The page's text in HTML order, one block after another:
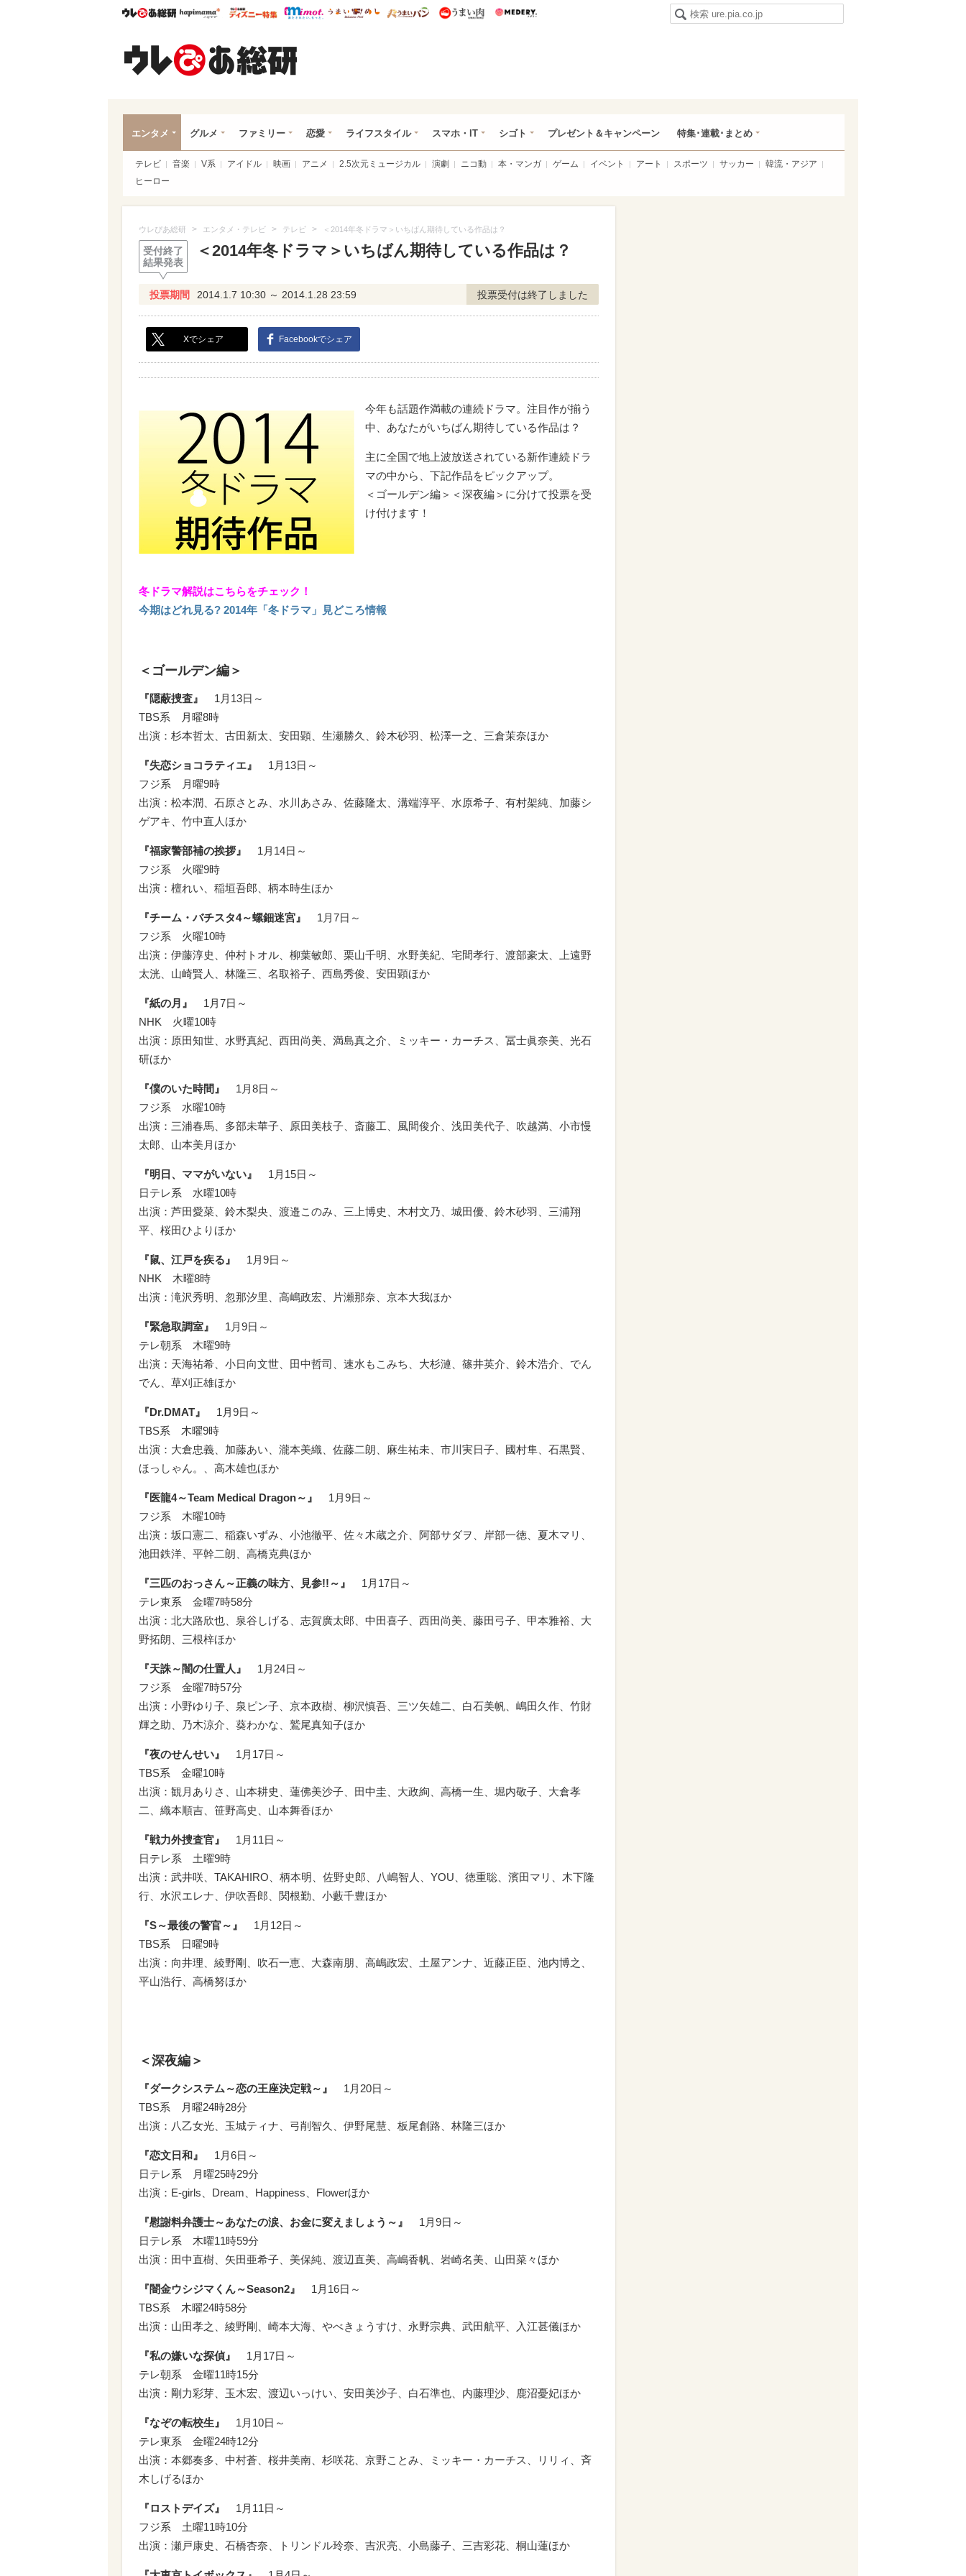
ウレぴあ総研ハピママ* ウレぴあ総研 ディズニー特集
mimot. うまいめし うまいパン うまい肉
エンタメ グルメ ファミリー 恋愛 ライフスタイル スマホ・IT シゴト プレゼント＆キャンペーン 特集･連載･まとめ
テレビ 音楽 V系 アイドル 映画 アニメ 2.5次元ミュージカル 演劇 ニコ動 本・マンガ ゲーム イベント アート スポーツ サッカー
韓流・アジア
ヒーロー
ウレぴあ総研 > エンタメ・テレビ > テレビ > ＜2014年冬ドラマ＞いちばん期待している作品は？
受付終了
結果発表
＜2014年冬ドラマ＞いちばん期待している作品は？
投票期間 2014.1.7 10:30 ～ 2014.1.28 23:59 投票受付は終了しました
Xでシェア Facebookでシェア
今年も話題作満載の連続ドラマ。注目作が揃う
中、あなたがいちばん期待している作品は？
主に全国で地上波放送されている新作連続ドラ
マの中から、下記作品をピックアップ。
＜ゴールデン編＞＜深夜編＞に分けて投票を受
け付けます！
冬ドラマ解説はこちらをチェック！
今期はどれ見る? 2014年「冬ドラマ」見どころ情報
＜ゴールデン編＞
『隠蔽捜査』
1月13日～
TBS系 月曜8時
出演：杉本哲太、古田新太、安田顕、生瀬勝久、鈴木砂羽、松澤一之、三倉茉奈ほか
『失恋ショコラティエ』
1月13日～
フジ系 月曜9時
出演：松本潤、石原さとみ、水川あさみ、佐藤隆太、溝端淳平、水原希子、有村架純、加藤シ
ゲアキ、竹中直人ほか
『福家警部補の挨拶』
1月14日～
フジ系 火曜9時
出演：檀れい、稲垣吾郎、柄本時生ほか
『チーム・バチスタ4～螺鈿迷宮』
1月7日～
フジ系 火曜10時
出演：伊藤淳史、仲村トオル、柳葉敏郎、栗山千明、水野美紀、宅間孝行、渡部豪太、上遠野
太洸、山崎賢人、林隆三、名取裕子、西島秀俊、安田顕ほか
『紙の月』
1月7日～
NHK 火曜10時
出演：原田知世、水野真紀、西田尚美、満島真之介、ミッキー・カーチス、冨士眞奈美、光石
研ほか
『僕のいた時間』
1月8日～
フジ系 水曜10時
出演：三浦春馬、多部未華子、原田美枝子、斎藤工、風間俊介、浅田美代子、吹越満、小市慢
太郎、山本美月ほか
『明日、ママがいない』
1月15日～
日テレ系 水曜10時
出演：芦田愛菜、鈴木梨央、渡邉このみ、三上博史、木村文乃、城田優、鈴木砂羽、三浦翔
平、桜田ひよりほか
『鼠、江戸を疾る』
1月9日～
NHK 木曜8時
出演：滝沢秀明、忽那汐里、高嶋政宏、片瀬那奈、京本大我ほか
『緊急取調室』
1月9日～
テレ朝系 木曜9時
出演：天海祐希、小日向文世、田中哲司、速水もこみち、大杉漣、篠井英介、鈴木浩介、でん
でん、草刈正雄ほか
『Dr.DMAT』
1月9日～
TBS系 木曜9時
出演：大倉忠義、加藤あい、瀧本美織、佐藤二朗、麻生祐未、市川実日子、國村隼、石黒賢、
ほっしゃん。、高木雄也ほか
『医龍4～Team Medical Dragon～』
1月9日～
フジ系 木曜10時
出演：坂口憲二、稲森いずみ、小池徹平、佐々木蔵之介、阿部サダヲ、岸部一徳、夏木マリ、
池田鉄洋、平幹二朗、高橋克典ほか
『三匹のおっさん～正義の味方、見参!!～』
1月17日～
テレ東系 金曜7時58分
出演：北大路欣也、泉谷しげる、志賀廣太郎、中田喜子、西田尚美、藤田弓子、甲本雅裕、大
野拓朗、三根梓ほか
『天誅～闇の仕置人』
1月24日～
フジ系 金曜7時57分
出演：小野ゆり子、泉ピン子、京本政樹、柳沢慎吾、三ツ矢雄二、白石美帆、嶋田久作、竹財
輝之助、乃木涼介、葵わかな、鷲尾真知子ほか
『夜のせんせい』
1月17日～
TBS系 金曜10時
出演：観月ありさ、山本耕史、蓮佛美沙子、田中圭、大政絢、高橋一生、堀内敬子、大倉孝
二、織本順吉、笹野高史、山本舞香ほか
『戦力外捜査官』
1月11日～
日テレ系 土曜9時
出演：武井咲、TAKAHIRO、柄本明、佐野史郎、八嶋智人、YOU、徳重聡、濱田マリ、木下隆
行、水沢エレナ、伊吹吾郎、関根勤、小藪千豊ほか
『S～最後の警官～』
1月12日～
TBS系 日曜9時
出演：向井理、綾野剛、吹石一恵、大森南朋、高嶋政宏、土屋アンナ、近藤正臣、池内博之、
平山浩行、高橋努ほか
＜深夜編＞
『ダークシステム～恋の王座決定戦～』
1月20日～
TBS系 月曜24時28分
出演：八乙女光、玉城ティナ、弓削智久、伊野尾慧、板尾創路、林隆三ほか
『恋文日和』
1月6日～
日テレ系 月曜25時29分
出演：E-girls、Dream、Happiness、Flowerほか
『慰謝料弁護士～あなたの涙、お金に変えましょう～』
1月9日～
日テレ系 木曜11時59分
出演：田中直樹、矢田亜希子、美保純、渡辺直美、高嶋香帆、岩崎名美、山田菜々ほか
『闇金ウシジマくん～Season2』
1月16日～
TBS系 木曜24時58分
出演：山田孝之、綾野剛、崎本大海、やべきょうすけ、永野宗典、武田航平、入江甚儀ほか
『私の嫌いな探偵』
1月17日～
テレ朝系 金曜11時15分
出演：剛力彩芽、玉木宏、渡辺いっけい、安田美沙子、白石準也、内藤理沙、鹿沼憂妃ほか
『なぞの転校生』
1月10日～
テレ東系 金曜24時12分
出演：本郷奏多、中村蒼、桜井美南、杉咲花、京野ことみ、ミッキー・カーチス、リリィ、斉
木しげるほか
『ロストデイズ』
1月11日～
フジ系 土曜11時10分
出演：瀬戸康史、石橋杏奈、トリンドル玲奈、吉沢亮、小島藤子、三吉彩花、桐山蓮ほか